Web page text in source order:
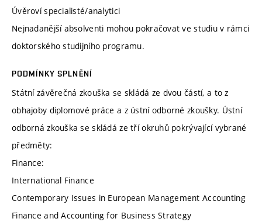
Úvěroví specialisté/analytici
Nejnadanější absolventi mohou pokračovat ve studiu v rámci
doktorského studijního programu.
PODMÍNKY SPLNĚNÍ
Státní závěrečná zkouška se skládá ze dvou částí, a to z
obhajoby diplomové práce a z ústní odborné zkoušky. Ústní
odborná zkouška se skládá ze tří okruhů pokrývající vybrané
předměty:
Finance:
International Finance
Contemporary Issues in European Management Accounting
Finance and Accounting for Business Strategy